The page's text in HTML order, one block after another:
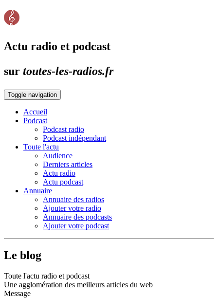
Actu radio et podcast
sur toutes-les-radios.fr
Toggle navigation
Accueil
Podcast
Podcast radio
Podcast indépendant
Toute l'actu
Audience
Derniers articles
Actu radio
Actu podcast
Annuaire
Annuaire des radios
Ajouter votre radio
Annuaire des podcasts
Ajouter votre podcast
Le blog
Toute l'actu radio et podcast
Une agglomération des meilleurs articles du web
Message